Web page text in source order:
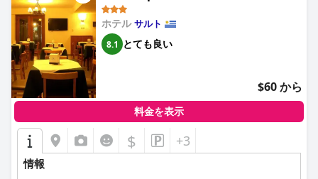
多くの人が部屋がコンパクト、あるいは手狭だと感じているもの
の、清潔さとモダンな雰囲気は高く評価されています。部屋と同
様に、バスルームも狭いですが、清潔さと全体的な整理整頓によ
り、宿泊客にとって快適な環境が生まれています。マットレスの
不快感や家具の問題が報告されることもありますが、全体的な印
象としては、部屋は居心地が良く、手入れが行き届いているとい
うものです。
清潔さはホテル・エルドラドの際立った特徴であり、宿泊客は一
貫してホテルの完璧な状態と効率的な清掃サービスを賞賛してい
ます。部屋と施設は高い水準で維持されており、ポジティブな宿
泊体験に大きく貢献しています。
ホテルサルト
8.1 とても良い
$60 から
料金を表示
$ +3
情報